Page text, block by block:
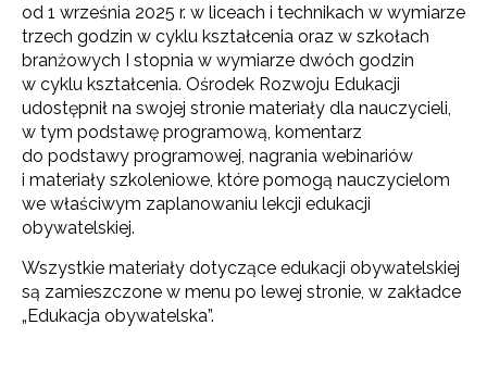
od 1 września 2025 r. w liceach i technikach w wymiarze
trzech godzin w cyklu kształcenia oraz w szkołach
branżowych I stopnia w wymiarze dwóch godzin
w cyklu kształcenia. Ośrodek Rozwoju Edukacji
udostępnił na swojej stronie materiały dla nauczycieli,
w tym podstawę programową, komentarz
do podstawy programowej, nagrania webinariów
i materiały szkoleniowe, które pomogą nauczycielom
we właściwym zaplanowaniu lekcji edukacji
obywatelskiej.
Wszystkie materiały dotyczące edukacji obywatelskiej
są zamieszczone w menu po lewej stronie, w zakładce
„Edukacja obywatelska”.